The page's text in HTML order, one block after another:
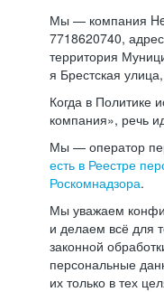
Мы — компания
7718620740,
территория
я Брестская
Когда в Политике
компания», речь
Мы — оператор
есть в Реестре
Роскомнадзора.
Мы уважаем
и делаем всё для
законной
персональные
их только в тех